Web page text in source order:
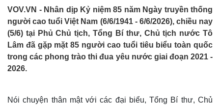
Tổ chức nhân sự
Quốc hội
Nhận diện sự thật
Tin 24h
Dự báo thời tiết
Giáo dục
Dấu ấn VOV
Việc làm
Biển đảo
VOV.VN - Nhân dịp Kỷ niệm 85 năm Ngày truyền thống
người cao tuổi Việt Nam (6/6/1941 - 6/6/2026), chiều nay
(5/6) tại Phủ Chủ tịch, Tổng Bí thư, Chủ tịch nước Tô
Lâm đã gặp mặt 85 người cao tuổi tiêu biểu toàn quốc
trong các phong trào thi đua yêu nước giai đoạn 2021 -
2026.
Nói chuyện thân mật với các đại biểu, Tổng Bí thư, Chủ